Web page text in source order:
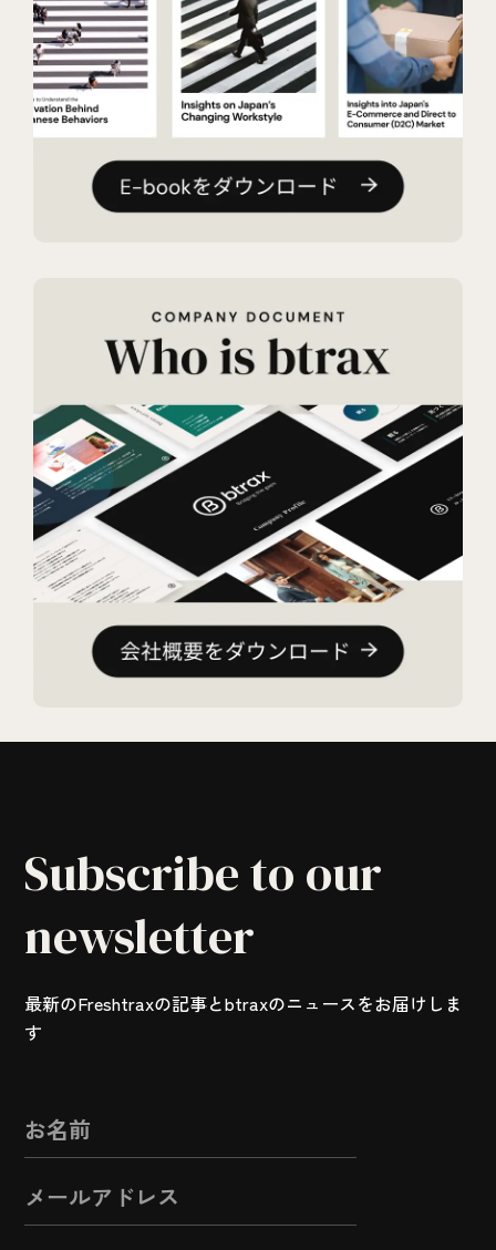
Subscribe to our
newsletter
最新のFreshtraxの記事とbtraxのニュースをお届けしま
す